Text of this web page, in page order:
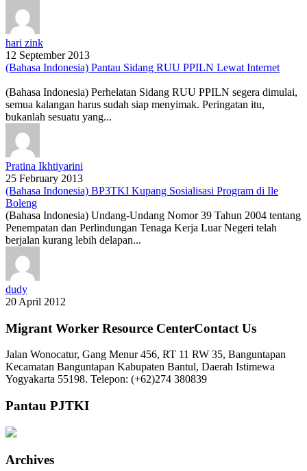
hari zink
12 September 2013
(Bahasa Indonesia) Pantau Sidang RUU PPILN Lewat Internet
(Bahasa Indonesia) Perhelatan Sidang RUU PPILN segera dimulai,
semua kalangan harus sudah siap menyimak. Peringatan itu,
bukanlah sesuatu yang...
Pratina Ikhtiyarini
25 February 2013
(Bahasa Indonesia) BP3TKI Kupang Sosialisasi Program di Ile
Boleng
(Bahasa Indonesia) Undang-Undang Nomor 39 Tahun 2004 tentang
Penempatan dan Perlindungan Tenaga Kerja Luar Negeri telah
berjalan kurang lebih delapan...
dudy
20 April 2012
Migrant Worker Resource CenterContact Us
Jalan Wonocatur, Gang Menur 456, RT 11 RW 35, Banguntapan
Kecamatan Banguntapan Kabupaten Bantul, Daerah Istimewa
Yogyakarta 55198. Telepon: (+62)274 380839
Pantau PJTKI
Archives